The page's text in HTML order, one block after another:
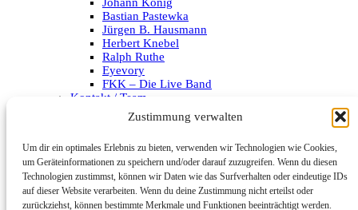
Zustimmung verwalten
Um dir ein optimales Erlebnis zu bieten, verwenden wir Technologien wie Cookies,
um Geräteinformationen zu speichern und/oder darauf zuzugreifen. Wenn du diesen
Technologien zustimmst, können wir Daten wie das Surfverhalten oder eindeutige IDs
auf dieser Website verarbeiten. Wenn du deine Zustimmung nicht erteilst oder
zurückziehst, können bestimmte Merkmale und Funktionen beeinträchtigt werden.
Johann König
Bastian Pastewka
Jürgen B. Hausmann
Herbert Knebel
Ralph Ruthe
Eyevory
FKK – Die Live Band
Kontakt / Team
Datenschutzerklärung
Archiv
Kategorien